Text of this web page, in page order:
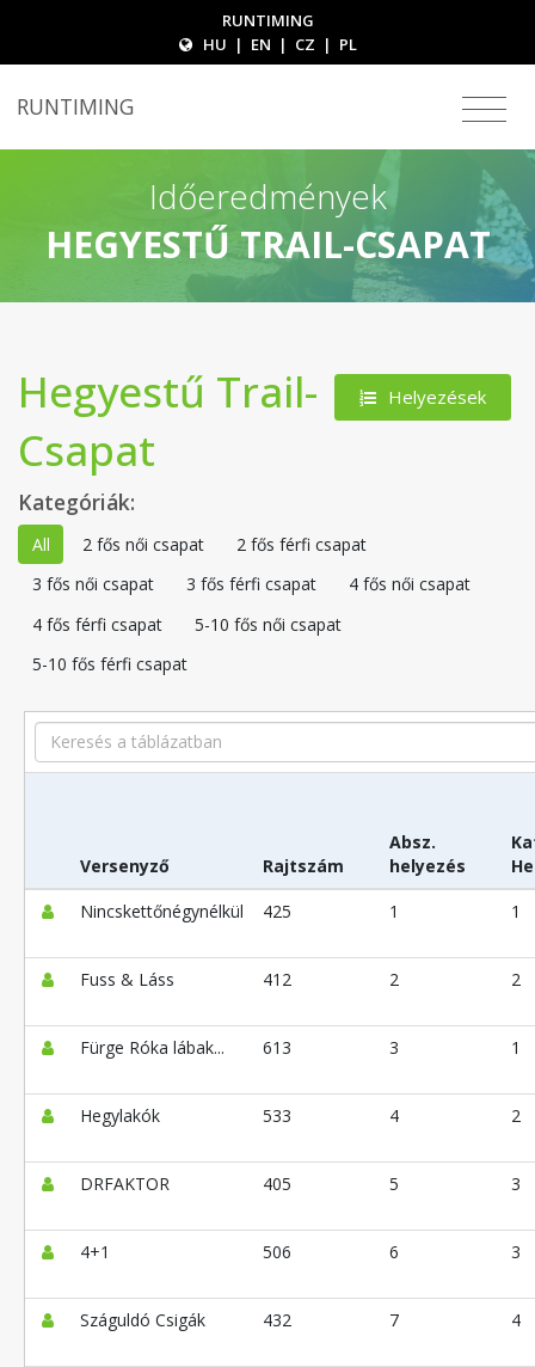
RUNTIMING
HU | EN | CZ | PL
RUNTIMING
Időeredmények
HEGYESTŰ TRAIL-CSAPAT
Helyezések
Hegyestű Trail-
Csapat
Kategóriák:
All 2 fős női csapat
2 fős férfi csapat
3 fős női csapat
3 fős férfi csapat
4 fős női csapat
4 fős férfi csapat
5-10 fős női csapat
5-10 fős férfi csapat
Search
Versenyző Rajtszám
Absz.
helyezés
Nincskettőnégynélkül
425 1 1
Fuss & Láss 412 2 2
Fürge Róka lábak... 613 3 1
Hegylakók 533 4 2
DRFAKTOR 405 5 3
4+1 506 6 3
Száguldó Csigák 432 7 4